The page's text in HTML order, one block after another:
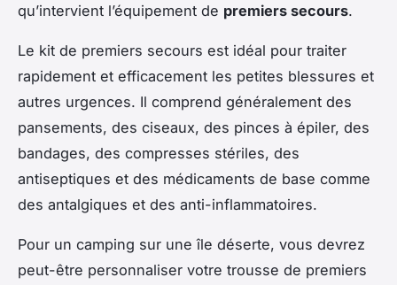
qu’intervient l’équipement de premiers secours.
Le kit de premiers secours est idéal pour traiter
rapidement et efficacement les petites blessures et
autres urgences. Il comprend généralement des
pansements, des ciseaux, des pinces à épiler, des
bandages, des compresses stériles, des
antiseptiques et des médicaments de base comme
des antalgiques et des anti-inflammatoires.
Pour un camping sur une île déserte, vous devrez
peut-être personnaliser votre trousse de premiers